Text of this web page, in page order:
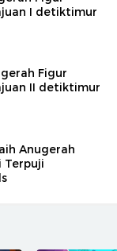
I detiktimur
Figur
II detiktimur
Anugerah
Terpuji